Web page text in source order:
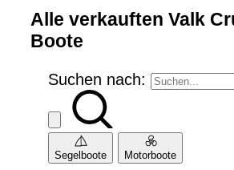
Alle verkauften Valk
Boote
Suchen nach:
Segelboote Motorboote